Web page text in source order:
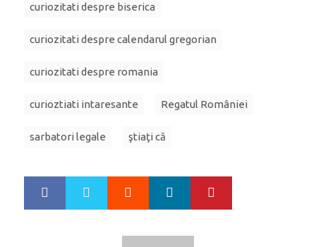
curiozitati despre biserica
curiozitati despre calendarul gregorian
curiozitati despre romania
curioztiati intaresante Regatul României
sarbatori legale ştiaţi că
Google+ LinkedIn